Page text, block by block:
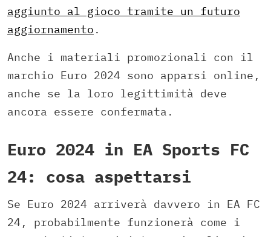
aggiunto al gioco tramite un futuro
aggiornamento .
Anche i materiali promozionali con il
marchio Euro 2024 sono apparsi online,
anche se la loro legittimità deve
ancora essere confermata.
Euro 2024 in EA Sports FC
24: cosa aspettarsi
Se Euro 2024 arriverà davvero in EA FC
24, probabilmente funzionerà come i